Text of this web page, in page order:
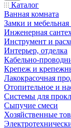
Каталог
Ванная комната
Замки и
Инженерная
Инструмент и
Интерьер, отделка
Кабельно-
Крепеж и
Лакокрасочная
Отопительное и
Системы для
Сыпучие смеси
Хозяйственные